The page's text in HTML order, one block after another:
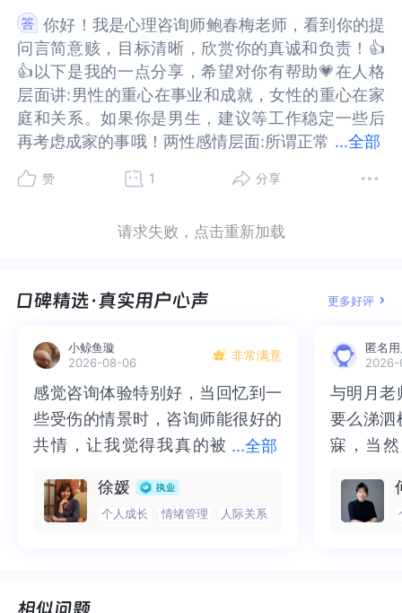
...全部
你好！我是心理咨询师鲍春梅老师，看到你的提
问言简意赅，目标清晰，欣赏你的真诚和负责！👍
👍以下是我的一点分享，希望对你有帮助💗在人格
层面讲:男性的重心在事业和成就，女性的重心在家
庭和关系。如果你是男生，建议等工作稳定一些后
再考虑成家的事哦！两性感情层面:所谓正常
意为了这段关系负责～学习、成长、经营一个和谐
展出处理冲突的能力。二、发展出友情。每一段感
(林文采博士说:人类婚姻的难处是，我们总是爱上不
结婚都能快乐。）三、原生家庭大不同(价值观/金钱
观/休闲时间的分配/生活习惯等等的不同，都会引发
一系列冲突不和谐。）建议跟随林文采萨提亚模式
的咨询师学习成长，萨提亚模式四大治疗目标就是:
一、提高自我价值/自信；二、成为更好的抉择者；
致)。你可以根据自己的感觉找到匹配的咨询师，也
相信你可以通过努力成为更好的自己，做好适合的
你好！我是心理咨询师鲍春梅老师，看到你的提
问言简意赅，目标清晰，欣赏你的真诚和负责！👍
👍以下是我的一点分享，希望对你有帮助💗在人格
层面讲:男性的重心在事业和成就，女性的重心在家
庭和关系。如果你是男生，建议等工作稳定一些后
再考虑成家的事哦！两性感情层面:所谓正常的感情
这段关系负责～学习、成长、经营一个和谐的婚
处理冲突的能力。二、发展出友情。每一段感情/婚
采博士说:人类婚姻的难处是，我们总是爱上不同气
都能快乐。）三、原生家庭大不同(价值观/金钱观/
休闲时间的分配/生活习惯等等的不同，都会引发一
系列冲突不和谐。）建议跟随林文采萨提亚模式的
咨询师学习成长，萨提亚模式四大治疗目标就是:
一、提高自我价值/自信；二、成为更好的抉择者；
致)。你可以根据自己的感觉找到匹配的咨询师，也
相信你可以通过努力成为更好的自己，做好适合的
赞 1 分享
请求失败，点击重新加载
更多好评
小鲸鱼璇
2026-08-06
非常满意
...全部
感觉咨询体验特别好，当回忆到一
些受伤的情景时，咨询师能很好的
共情，让我觉得我真的被
一部分未处理的情绪被注意到了，
而且当咨询师准确说出我当时的情
觉轻快了很多，感觉轻松了。很感
感觉咨询体验特别好，当回忆到一
些受伤的情景时，咨询师能很好的
共情，让我觉得我真的被抱住了。
处理的情绪被注意到了，而且当咨
询师准确说出我当时的情绪，我感
了很多，感觉轻松了。很感谢咨询
徐媛
个人成长 情绪管理 人际关系
匿名
2026-
与明月老
要么涕泗
寐，当
来，觉
再困于
与明月老
要么涕泗
寐，当然
不必再
梏，更